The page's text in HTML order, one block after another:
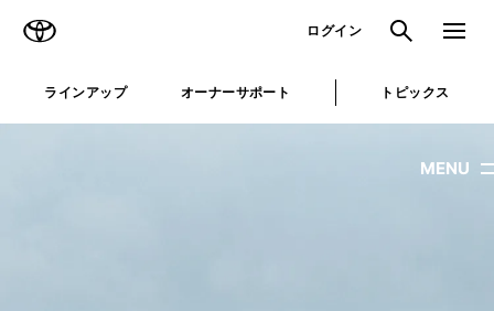
ログイン 検索 メニュ
ラインアップ オーナーサポート トピックス
MENU